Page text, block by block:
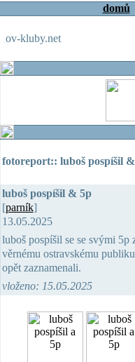
domů
ov-kluby.net
fotoreport:: luboš pospíšil
luboš pospíšil & 5p
[parník]
13.05.2025
luboš pospíšil se se svými 5p
věrnému ostravskému
opět zaznamenali.
vloženo: 15.05.2025